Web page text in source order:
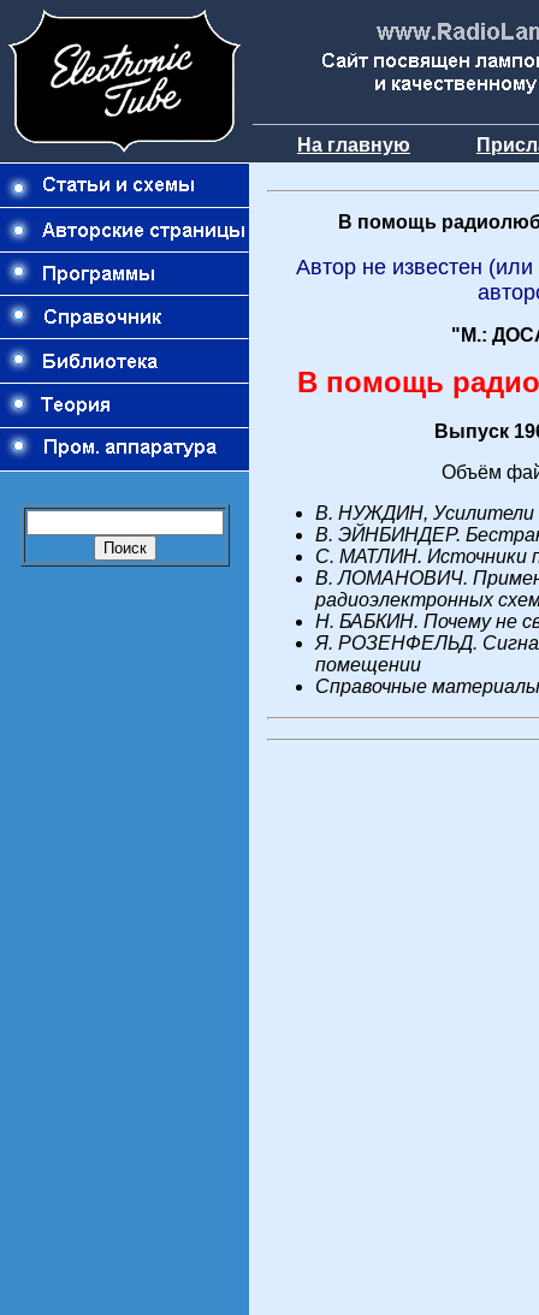
На главную
В помощь
Автор не известен
"М.:
В помощь
Выпуск
Объём
В. НУЖДИН, Усилители
B. ЭЙНБИНДЕР.
C. МАТЛИН. Источники
В. ЛОМАНОВИЧ.
радиоэлектронных
Н. БАБКИН. Почему не
Я. РОЗЕНФЕЛЬД.
помещении
Справочные материалы